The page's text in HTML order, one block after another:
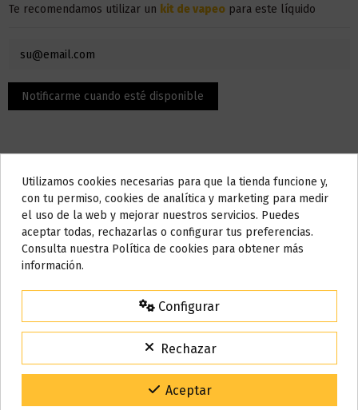
Te recomendamos utilizar un kit de vapeopara este líquido
Descripción
puedes añadir nicotina o nicokit sin nicotina para llenarlo hasta
los 120 ml.
Este líquido no contiene nicotina, si deseas a conseguir 3 mg de
nicotina debes añadir2 NICOKITde 10 ml con 20 mg de
Do not show again.
AVISO IMPORTANTE
Nos tomamos unos días
15% de descuento
Código:VACACIONES15
Gracias por tu paciencia y por seguir confiando en nosotros.
Utilizamos cookies necesarias para que la tienda funcione y,
con tu permiso, cookies de analítica y marketing para medir
el uso de la web y mejorar nuestros servicios. Puedes
aceptar todas, rechazarlas o configurar tus preferencias.
Consulta nuestra Política de cookies para obtener más
información.
Configurar
Rechazar
Aceptar